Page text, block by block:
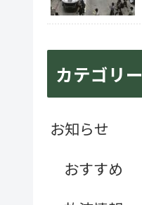
カテゴリー
お知らせ
おすすめ